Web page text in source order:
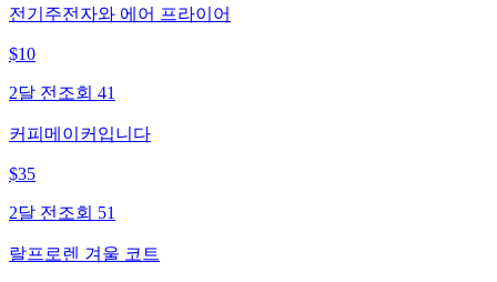
전기주전자와 에어 프라이어
$10
2달 전 조회 41
커피메이커입니다
$35
2달 전 조회 51
랄프로렌 겨울 코트